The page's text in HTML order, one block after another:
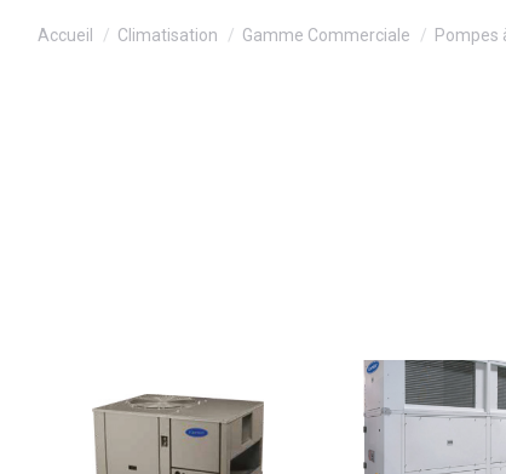
Accueil Climatisation Gamme Commerciale Pompes